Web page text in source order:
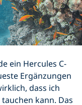
ein Hercules C-
Ergänzungen
dass ich
kann. Das